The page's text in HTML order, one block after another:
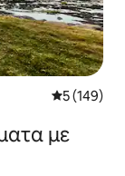
Μέση
5 (149)
με